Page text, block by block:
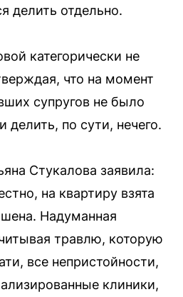
делить отдельно.
категорически не
что на момент
супругов не было
по сути, нечего.
Стукалова заявила:
на квартиру взята
Надуманная
травлю, которую
все непристойности,
клиники,